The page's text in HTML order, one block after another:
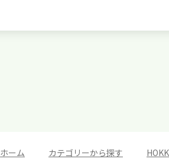
ホーム カテゴリーから探す